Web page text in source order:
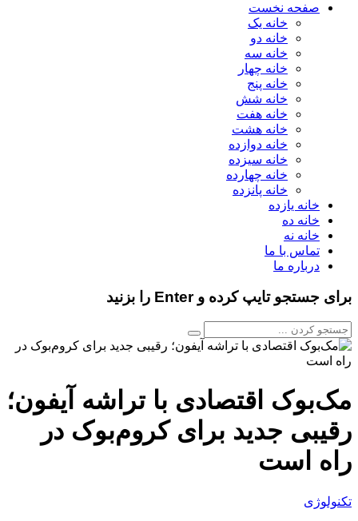
صفحه نخست
خانه یک
خانه دو
خانه سه
خانه چهار
خانه پنج
خانه شش
خانه هفت
خانه هشت
خانه دوازده
خانه سیزده
خانه چهارده
خانه پانزده
خانه یازده
خانه ده
خانه نه
تماس با ما
درباره ما
برای جستجو تایپ کرده و Enter را بزنید
مک‌بوک اقتصادی با تراشه آیفون؛
رقیبی جدید برای کروم‌بوک در
راه است
تکنولوژی